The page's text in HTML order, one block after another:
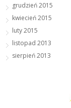
grudzień 2015
kwiecień 2015
luty 2015
listopad 2013
sierpień 2013